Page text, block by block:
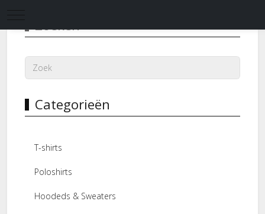
Mobile Menu Toggle
Zoeken
Categorieën
T-shirts
Poloshirts
Hoodeds & Sweaters